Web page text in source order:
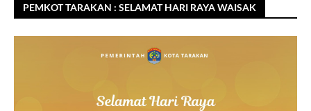
PEMKOT TARAKAN : SELAMAT HARI RAYA WAISAK